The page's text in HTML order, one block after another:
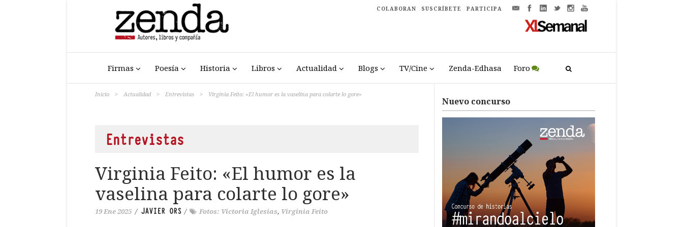
COLABORAN SUSCRÍBETE PARTICIPA
Firmas Poesía Historia Libros Actualidad Blogs TV/Cine Zenda-Edhasa Foro
Inicio > Actualidad > Entrevistas > Virginia Feito: «El humor es la vaselina para colarte lo gore»
Entrevistas
Virginia Feito: «El humor es la
vaselina para colarte lo gore»
19 Ene 2025 / JAVIER ORS / Fotos: Victoria Iglesias, Virginia Feito
Nuevo concurso